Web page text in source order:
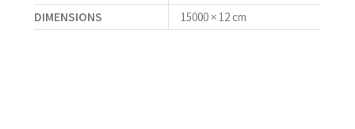
DIMENSIONS 15000 × 12 cm